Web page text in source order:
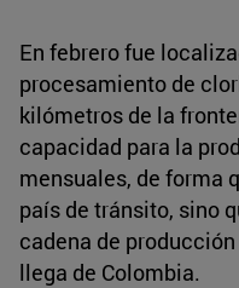
En febrero fue
procesamiento de
kilómetros de la
capacidad para la
mensuales, de forma
país de tránsito, sino
cadena de
llega de Colombia.